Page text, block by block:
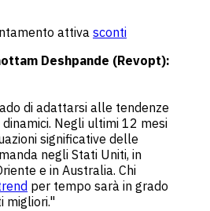
attiva sconti
Deshpande (Revopt):
di adattarsi alle tendenze
Negli ultimi 12 mesi
significative delle
negli Stati Uniti, in
e in Australia. Chi
per tempo sarà in grado
migliori."